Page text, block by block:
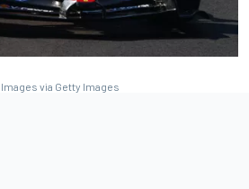
via Getty Images